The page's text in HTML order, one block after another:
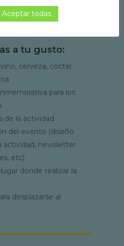
a tu gusto:
cerveza, cóctel
para los
de la actividad
del evento (diseño
actividad, newsletter
etc)
donde realizar la
desplazarse al
Aceptar todas